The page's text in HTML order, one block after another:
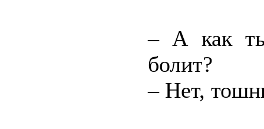
– А как ты
болит?
– Нет,